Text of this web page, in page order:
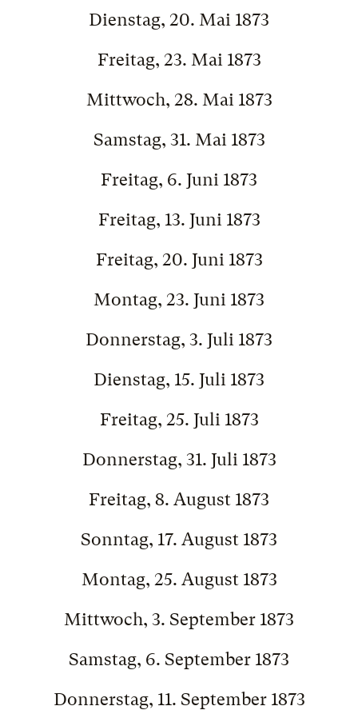
Dienstag, 20. Mai 1873
Freitag, 23. Mai 1873
Mittwoch, 28. Mai 1873
Samstag, 31. Mai 1873
Freitag, 6. Juni 1873
Freitag, 13. Juni 1873
Freitag, 20. Juni 1873
Montag, 23. Juni 1873
Donnerstag, 3. Juli 1873
Dienstag, 15. Juli 1873
Freitag, 25. Juli 1873
Donnerstag, 31. Juli 1873
Freitag, 8. August 1873
Sonntag, 17. August 1873
Montag, 25. August 1873
Mittwoch, 3. September 1873
Samstag, 6. September 1873
Donnerstag, 11. September 1873